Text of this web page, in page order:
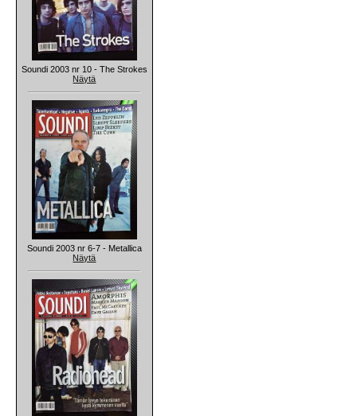
Soundi 2003 nr 10 - The Strokes
Näytä
Soundi 2003 nr 6-7 - Metallica
Näytä